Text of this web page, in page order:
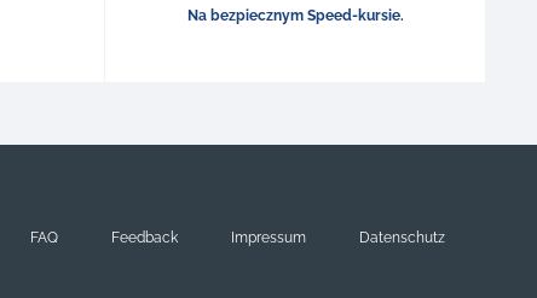
Na bezpiecznym Speed-kursie.
FAQ Feedback Impressum Datenschutz